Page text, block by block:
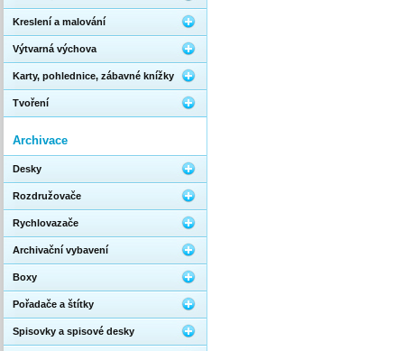
Kreslení a malování
Výtvarná výchova
Karty, pohlednice, zábavné knížky
Tvoření
Archivace
Desky
Rozdružovače
Rychlovazače
Archivační vybavení
Boxy
Pořadače a štítky
Spisovky a spisové desky